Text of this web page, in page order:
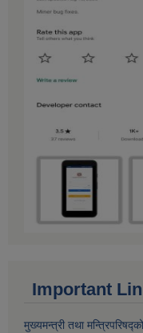
Important
मुख्यमन्त्री तथा